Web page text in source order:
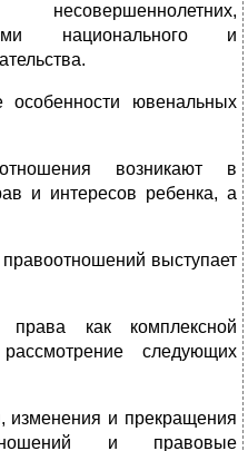
национального и
особенности ювенальных
возникают в
и интересов ребенка, а
выступает
права как комплексной
следующих
изменения и прекращения
и правовые